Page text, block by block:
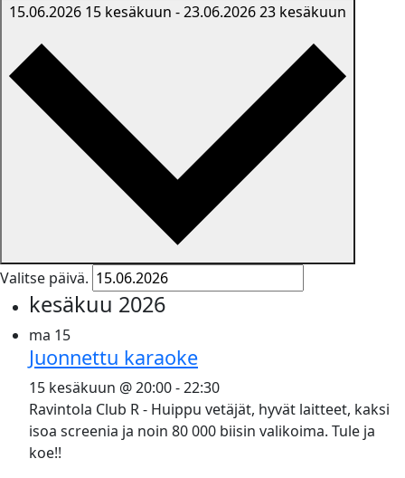
15.06.2026 15 kesäkuun -23.06.202623 kesäkuun
Valitse päivä.
kesäkuu 2026
ma 15
Juonnettu karaoke
15 kesäkuun @ 20:00-22:30
Ravintola Club R - Huippu vetäjät, hyvät laitteet, kaksi
isoa screenia ja noin 80 000 biisin valikoima. Tule ja
koe!!